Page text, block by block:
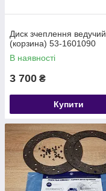
Диск зчеплення ведучий
(корзина) 53-1601090
В наявності
3 700 ₴
Купити